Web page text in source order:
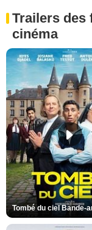
Trailers des
cinéma
Tombé du ciel Bande-